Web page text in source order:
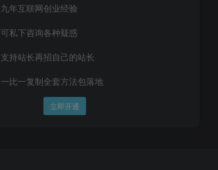
九年互联网创业经验
可私下咨询各种疑惑
支持站长再招自己的站长
一比一复制全套方法包落地
立即开通